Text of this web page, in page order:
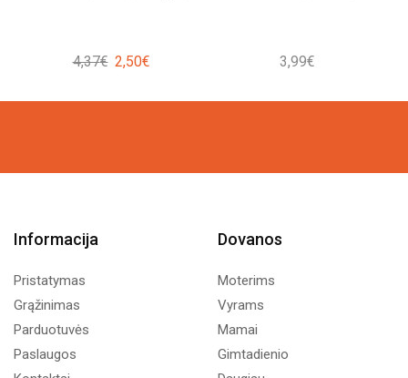
4,37€ Original
was:
2,50€Current
is:
3,99€
Informacija
Pristatymas
Grąžinimas
Parduotuvės
Paslaugos
Dovanos
Moterims
Vyrams
Mamai
Gimtadienio